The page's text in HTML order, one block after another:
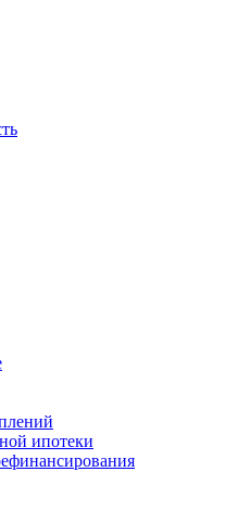
ипотеки